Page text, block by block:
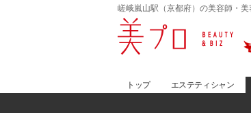
嵯峨嵐山駅（京都府）の美容師・
トップ エステティシャン